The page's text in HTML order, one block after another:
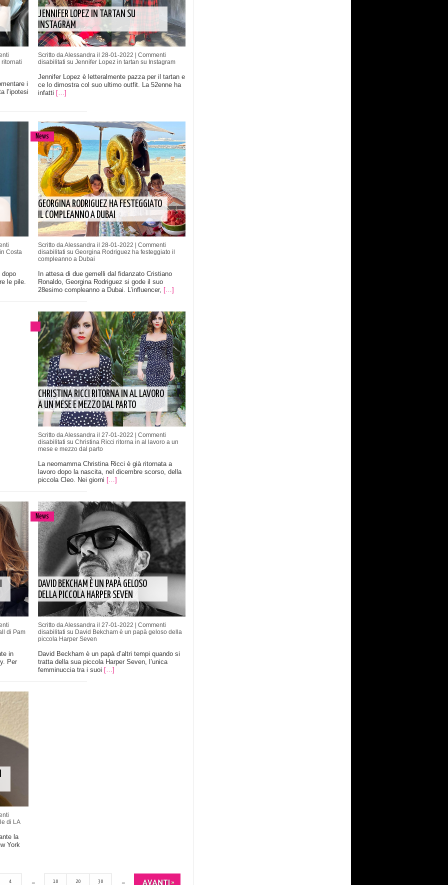
i
l’ipotesi
JENNIFER LOPEZ IN TARTAN SU
INSTAGRAM
Scritto da Alessandra il 28-01-2022 | Commenti
disabilitati su Jennifer Lopez in tartan su Instagram
Jennifer Lopez è letteralmente pazza per il tartan e
ce lo dimostra col suo ultimo outfit. La 52enne ha
infatti […]
Costa
le pile.
News
GEORGINA RODRIGUEZ HA FESTEGGIATO
IL COMPLEANNO A DUBAI
Scritto da Alessandra il 28-01-2022 | Commenti
disabilitati su Georgina Rodriguez ha festeggiato il
compleanno a Dubai
In attesa di due gemelli dal fidanzato Cristiano
Ronaldo, Georgina Rodriguez si gode il suo
28esimo compleanno a Dubai. L’influencer, […]
CHRISTINA RICCI RITORNA IN AL LAVORO
A UN MESE E MEZZO DAL PARTO
Scritto da Alessandra il 27-01-2022 | Commenti
disabilitati su Christina Ricci ritorna in al lavoro a un
mese e mezzo dal parto
La neomamma Christina Ricci è già ritornata a
lavoro dopo la nascita, nel dicembre scorso, della
piccola Cleo. Nei giorni […]
di Pam
in
Per
News
DAVID BEKCHAM È UN PAPÀ GELOSO
DELLA PICCOLA HARPER SEVEN
Scritto da Alessandra il 27-01-2022 | Commenti
disabilitati su David Bekcham è un papà geloso della
piccola Harper Seven
David Beckham è un papà d’altri tempi quando si
tratta della sua piccola Harper Seven, l’unica
femminuccia tra i suoi […]
di LA
la
York
4 ... 10 20 30 ...